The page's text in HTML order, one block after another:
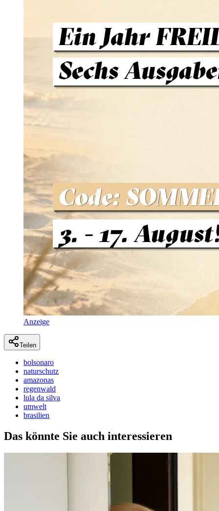
Anzeige
Teilen
bolsonaro
naturschutz
amazonas
regenwald
lula da silva
umwelt
brasilien
Das könnte Sie auch interessieren